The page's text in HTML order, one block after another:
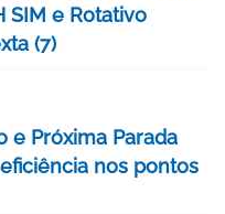
SIM e Rotativo
(7)
e Próxima Parada
nos pontos